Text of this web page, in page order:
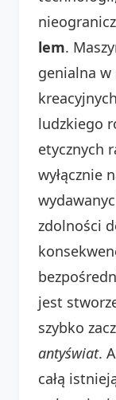
lem.
genialna
ludzkiego
etycznych
wyłącznie
zdolności
jest
szybko
antyświat.
całą